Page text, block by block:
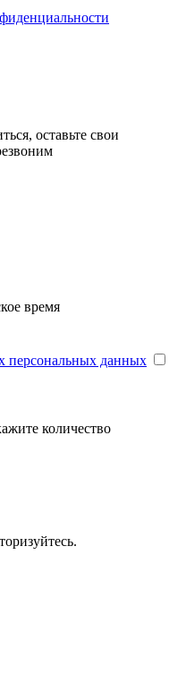
оставьте свои
время
персональных данных
количество